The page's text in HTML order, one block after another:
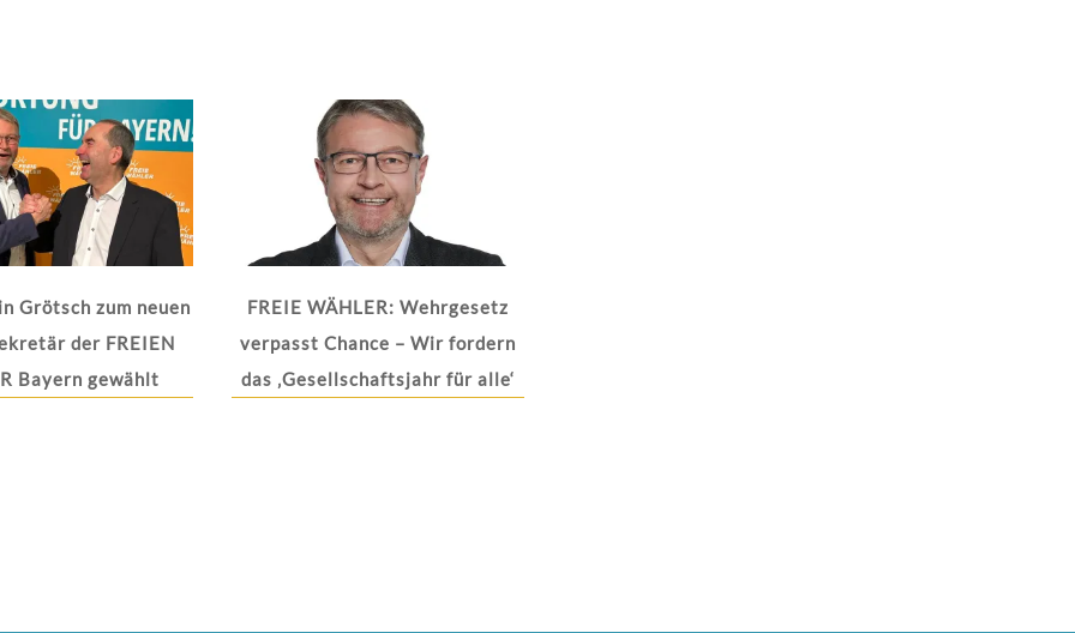
Grötsch zum neuen
der FREIEN
Bayern gewählt
FREIE WÄHLER: Wehrgesetz
verpasst Chance – Wir fordern
das ‚Gesellschaftsjahr für alle‘